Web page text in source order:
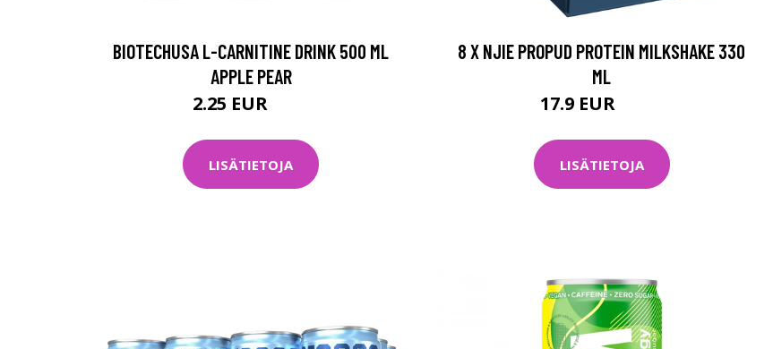
BIOTECHUSA L-CARNITINE DRINK 500 ML
APPLE PEAR
2.25 EUR
LISÄTIETOJA
8 X NJIE PROPUD PROTEIN MILKSHAKE 330
ML
17.9 EUR
LISÄTIETOJA